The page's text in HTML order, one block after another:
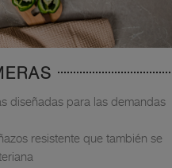
diseñadas para las demandas
resistente que también se